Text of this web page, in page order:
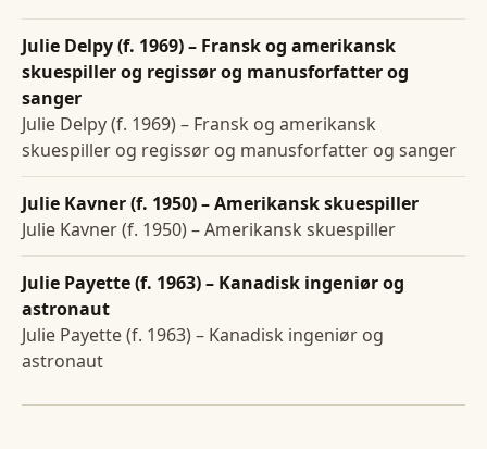
Julie Delpy (f. 1969) – Fransk og amerikansk
skuespiller og regissør og manusforfatter og
sanger
Julie Delpy (f. 1969) – Fransk og amerikansk
skuespiller og regissør og manusforfatter og sanger
Julie Kavner (f. 1950) – Amerikansk skuespiller
Julie Kavner (f. 1950) – Amerikansk skuespiller
Julie Payette (f. 1963) – Kanadisk ingeniør og
astronaut
Julie Payette (f. 1963) – Kanadisk ingeniør og
astronaut